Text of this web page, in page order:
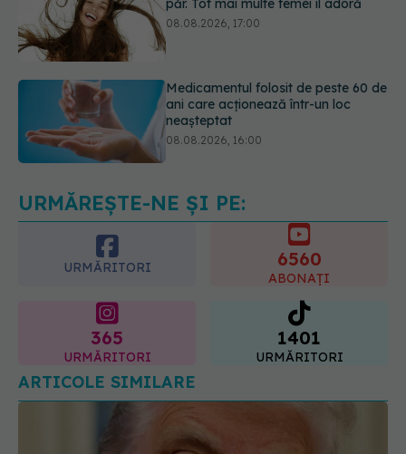
Medicamentul folosit de peste 60 de
Transpirații nocturne: semnul ignorat
care poate ascunde probleme
URMĂREȘTE-NE ȘI PE:
URMĂRITORI 6560
ABONAȚI
365
URMĂRITORI
1401
URMĂRITORI
ARTICOLE SIMILARE